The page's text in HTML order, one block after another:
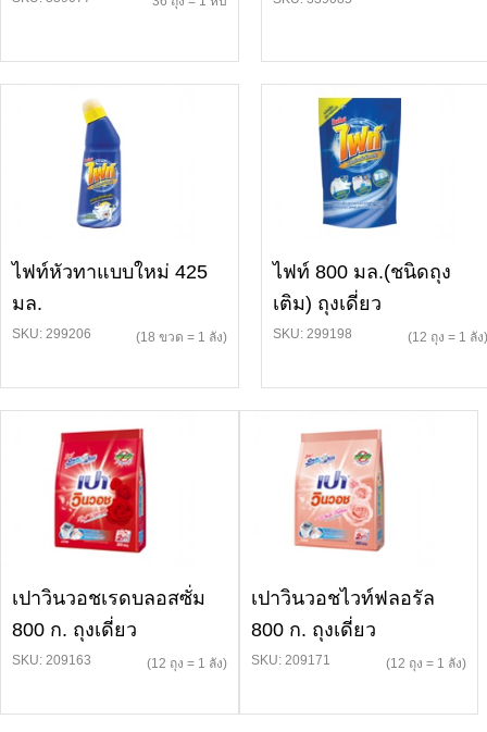
ไฟท์หัวทาแบบใหม่ 425
มล.
SKU: 299206 (18 ขวด = 1 ลัง)
ไฟท์ 800 มล.(ชนิดถุง
เติม) ถุงเดี่ยว
SKU: 299198 (12 ถุง = 1 ลัง)
เปาวินวอชเรดบลอสซั่ม
800 ก. ถุงเดี่ยว
SKU: 209163 (12 ถุง = 1 ลัง)
เปาวินวอชไวท์ฟลอรัล
800 ก. ถุงเดี่ยว
SKU: 209171 (12 ถุง = 1 ลัง)